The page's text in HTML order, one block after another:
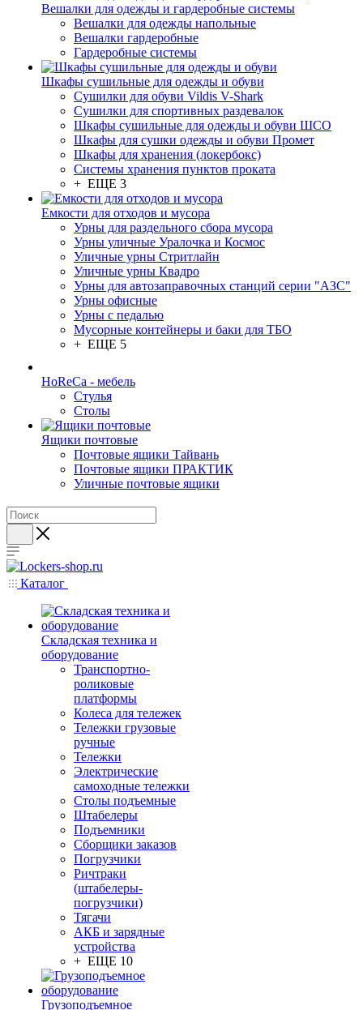
Вешалки для одежды и гардеробные системы
Вешалки для одежды напольные
Вешалки гардеробные
Гардеробные системы
Шкафы сушильные для одежды и обуви
Сушилки для обуви Vildis V-Shark
Сушилки для спортивных раздевалок
Шкафы сушильные для одежды и обуви ШСО
Шкафы для сушки одежды и обуви Промет
Шкафы для хранения (локербокс)
Системы хранения пунктов проката
+ ЕЩЕ 3
Емкости для отходов и мусора
Урны для раздельного сбора мусора
Урны уличные Уралочка и Космос
Уличные урны Стритлайн
Уличные урны Квадро
Урны для автозаправочных станций серии "АЗС"
Урны офисные
Урны с педалью
Мусорные контейнеры и баки для ТБО
+ ЕЩЕ 5
HoReCa - мебель
Стулья
Столы
Ящики почтовые
Почтовые ящики Тайвань
Почтовые ящики ПРАКТИК
Уличные почтовые ящики
Каталог
Складская техника и
оборудование
Транспортно-
роликовые
платформы
Колеса для тележек
Тележки грузовые
ручные
Тележки
Электрические
самоходные тележки
Столы подъемные
Штабелеры
Подъемники
Сборщики заказов
Погрузчики
Ричтраки
(штабелеры-
погрузчики)
Тягачи
АКБ и зарядные
устройства
+ ЕЩЕ 10
Грузоподъемное